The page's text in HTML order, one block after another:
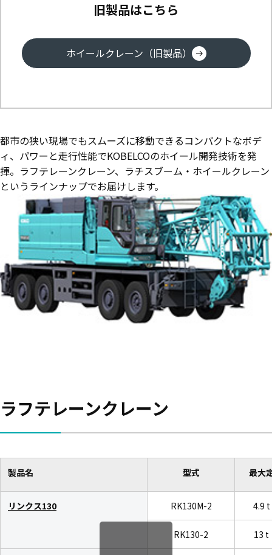
旧製品はこちら
ホイールクレーン（旧製品）
都市の狭い現場でもスムーズに移動できるコンパクトなボデ
ィ、パワーと走行性能でKOBELCOのホイール開発技術を発
揮。ラフテレーンクレーン、ラチスブーム・ホイールクレーン
というラインナップでお届けします。
ラフテレーンクレーン
製品名 型式 最大
リンクス130 RK130M-2 4.9
RK130-2 13 t